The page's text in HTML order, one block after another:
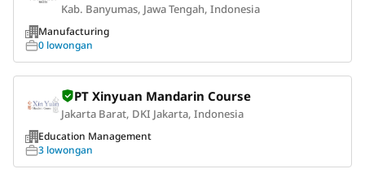
Kab. Banyumas, Jawa Tengah, Indonesia
Manufacturing
0 lowongan
PT Xinyuan Mandarin Course
Jakarta Barat, DKI Jakarta, Indonesia
Education Management
3 lowongan